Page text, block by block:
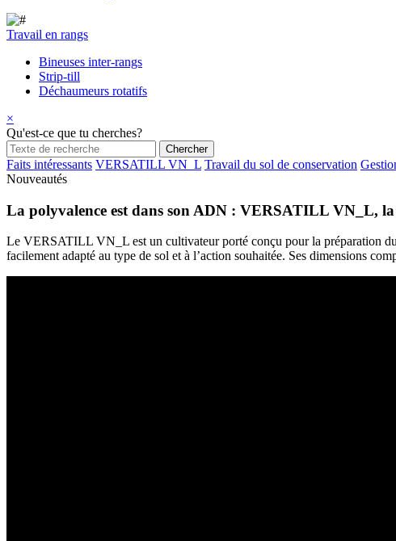
Travail en rangs
Bineuses inter-rangs
Strip-till
Déchaumeurs rotatifs
×
Qu'est-ce que tu cherches?
Faits intéressants VERSATILL VN_L Travail du sol de conservation
Nouveautés
La polyvalence est dans son ADN : VERSATILL VN_L,
Le VERSATILL VN_L est un cultivateur porté conçu pour la préparation du
facilement adapté au type de sol et à l’action souhaitée. Ses dimensions